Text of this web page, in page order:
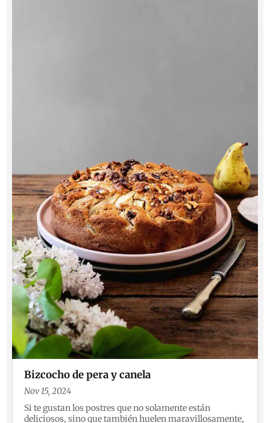
Bizcocho de pera y canela
Nov 15, 2024
Si te gustan los postres que no solamente están
deliciosos, sino que también huelen maravillosamente,